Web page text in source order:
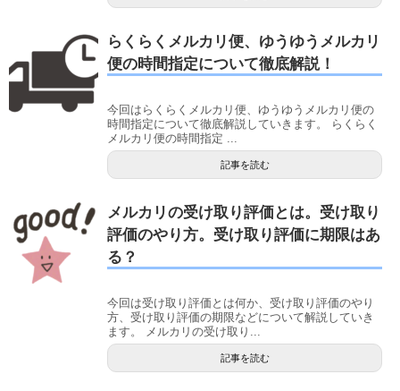
らくらくメルカリ便、ゆうゆうメルカリ
便の時間指定について徹底解説！
今回はらくらくメルカリ便、ゆうゆうメルカリ便の
時間指定について徹底解説していきます。 らくらく
メルカリ便の時間指定 ...
記事を読む
メルカリの受け取り評価とは。受け取り
評価のやり方。受け取り評価に期限はあ
る？
今回は受け取り評価とは何か、受け取り評価のやり
方、受け取り評価の期限などについて解説していき
ます。 メルカリの受け取り...
記事を読む